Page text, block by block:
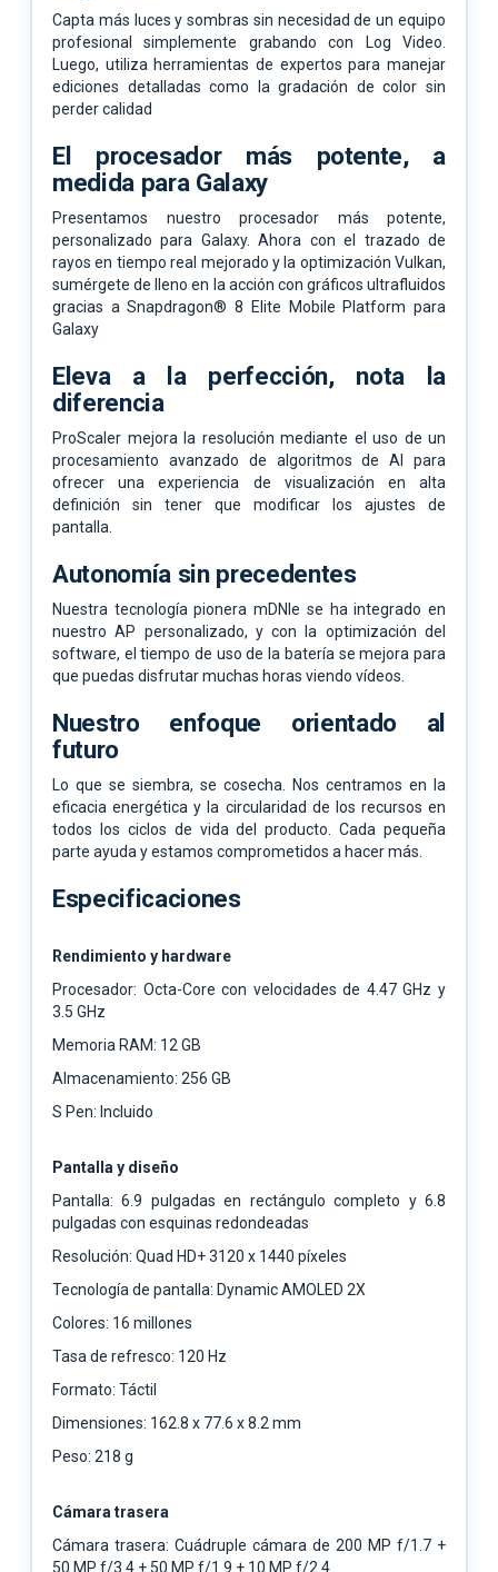
Capta más luces y sombras sin necesidad de un equipo
profesional simplemente grabando con Log Video.
Luego, utiliza herramientas de expertos para manejar
ediciones detalladas como la gradación de color sin
perder calidad
El procesador más potente, a
medida para Galaxy
Presentamos nuestro procesador más potente,
personalizado para Galaxy. Ahora con el trazado de
rayos en tiempo real mejorado y la optimización Vulkan,
sumérgete de lleno en la acción con gráficos ultrafluidos
gracias a Snapdragon® 8 Elite Mobile Platform para
Galaxy
Eleva a la perfección, nota la
diferencia
ProScaler mejora la resolución mediante el uso de un
procesamiento avanzado de algoritmos de AI para
ofrecer una experiencia de visualización en alta
definición sin tener que modificar los ajustes de
pantalla.
Autonomía sin precedentes
Nuestra tecnología pionera mDNIe se ha integrado en
nuestro AP personalizado, y con la optimización del
software, el tiempo de uso de la batería se mejora para
que puedas disfrutar muchas horas viendo vídeos.
Nuestro enfoque orientado al
futuro
Lo que se siembra, se cosecha. Nos centramos en la
eficacia energética y la circularidad de los recursos en
todos los ciclos de vida del producto. Cada pequeña
parte ayuda y estamos comprometidos a hacer más.
Especificaciones
Rendimiento y hardware
Procesador: Octa-Core con velocidades de 4.47 GHz y
3.5 GHz
Memoria RAM: 12 GB
Almacenamiento: 256 GB
S Pen: Incluido
Pantalla y diseño
Pantalla: 6.9 pulgadas en rectángulo completo y 6.8
pulgadas con esquinas redondeadas
Resolución: Quad HD+ 3120 x 1440 píxeles
Tecnología de pantalla: Dynamic AMOLED 2X
Colores: 16 millones
Tasa de refresco: 120 Hz
Formato: Táctil
Dimensiones: 162.8 x 77.6 x 8.2 mm
Peso: 218 g
Cámara trasera
Cámara trasera: Cuádruple cámara de 200 MP f/1.7 +
50 MP f/3.4 + 50 MP f/1.9 + 10 MP f/2.4